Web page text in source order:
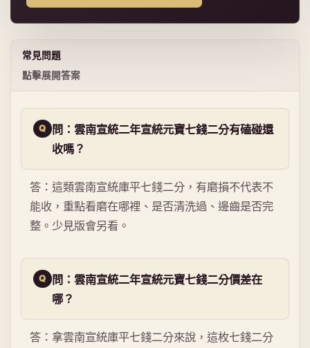
常見問題
點擊展開答案
問：雲南宣統二年宣統元寶七錢二分有磕碰還
收嗎？
答：這類雲南宣統庫平七錢二分，有磨損不代表不
能收，重點看磨在哪裡、是否清洗過、邊齒是否完
整。少見版會另看。
問：雲南宣統二年宣統元寶七錢二分價差在
哪？
答：拿雲南宣統庫平七錢二分來說，這枚七錢二分